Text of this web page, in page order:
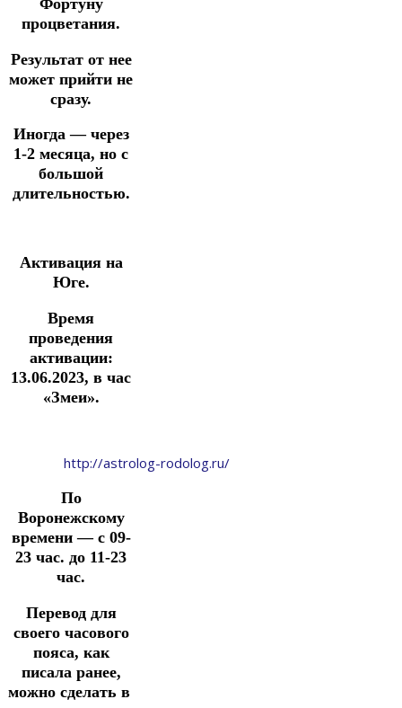
Фортуну
процветания.
Результат от нее
может прийти не
сразу.
Иногда — через
1-2 месяца, но с
большой
длительностью.
Активация на
Юге.
Время
проведения
активации:
13.06.2023, в час
«Змеи».
http://astrolog-rodolog.ru/
По
Воронежскому
времени — с 09-
23 час. до 11-23
час.
Перевод для
своего часового
пояса, как
писала ранее,
можно сделать в